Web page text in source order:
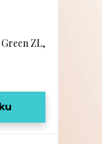
ZL,